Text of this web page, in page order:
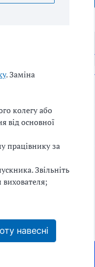
. Заміна
колегу або
від основної
працівнику за
Звільніть
навесні